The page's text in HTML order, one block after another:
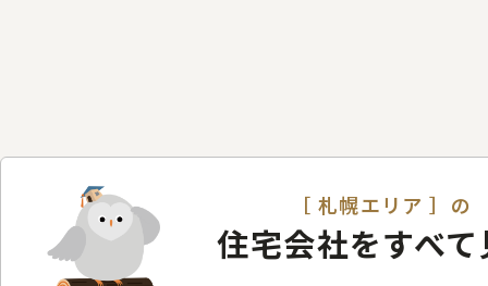
［ 札幌エリア ］の
住宅会社をすべ